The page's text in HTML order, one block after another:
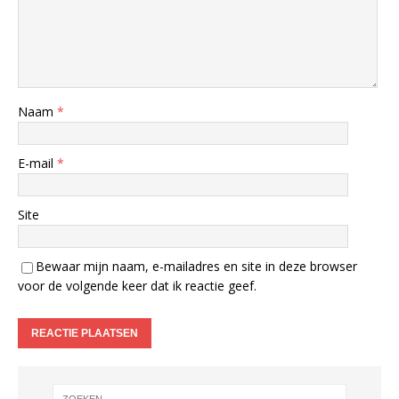
Naam *
E-mail *
Site
Bewaar mijn naam, e-mailadres en site in deze browser
voor de volgende keer dat ik reactie geef.